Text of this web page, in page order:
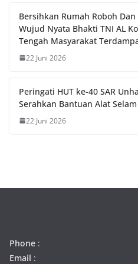
Bersihkan Rumah Roboh
Wujud Nyata Bhakti TNI AL
Tengah Masyarakat
22 Juni 2026
Peringati HUT ke-40 SAR
Serahkan Bantuan Alat
22 Juni 2026
Phone :
Email :